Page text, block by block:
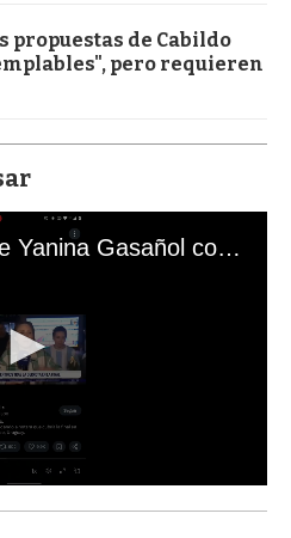
propuestas de Cabildo
pero requieren
El mal momento de Yanina Gasañol con un hincha argentino en "Subrayado"